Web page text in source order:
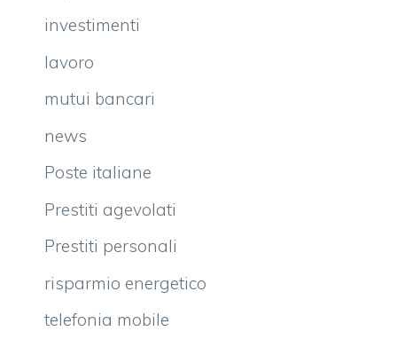
investimenti
lavoro
mutui bancari
news
Poste italiane
Prestiti agevolati
Prestiti personali
risparmio energetico
telefonia mobile